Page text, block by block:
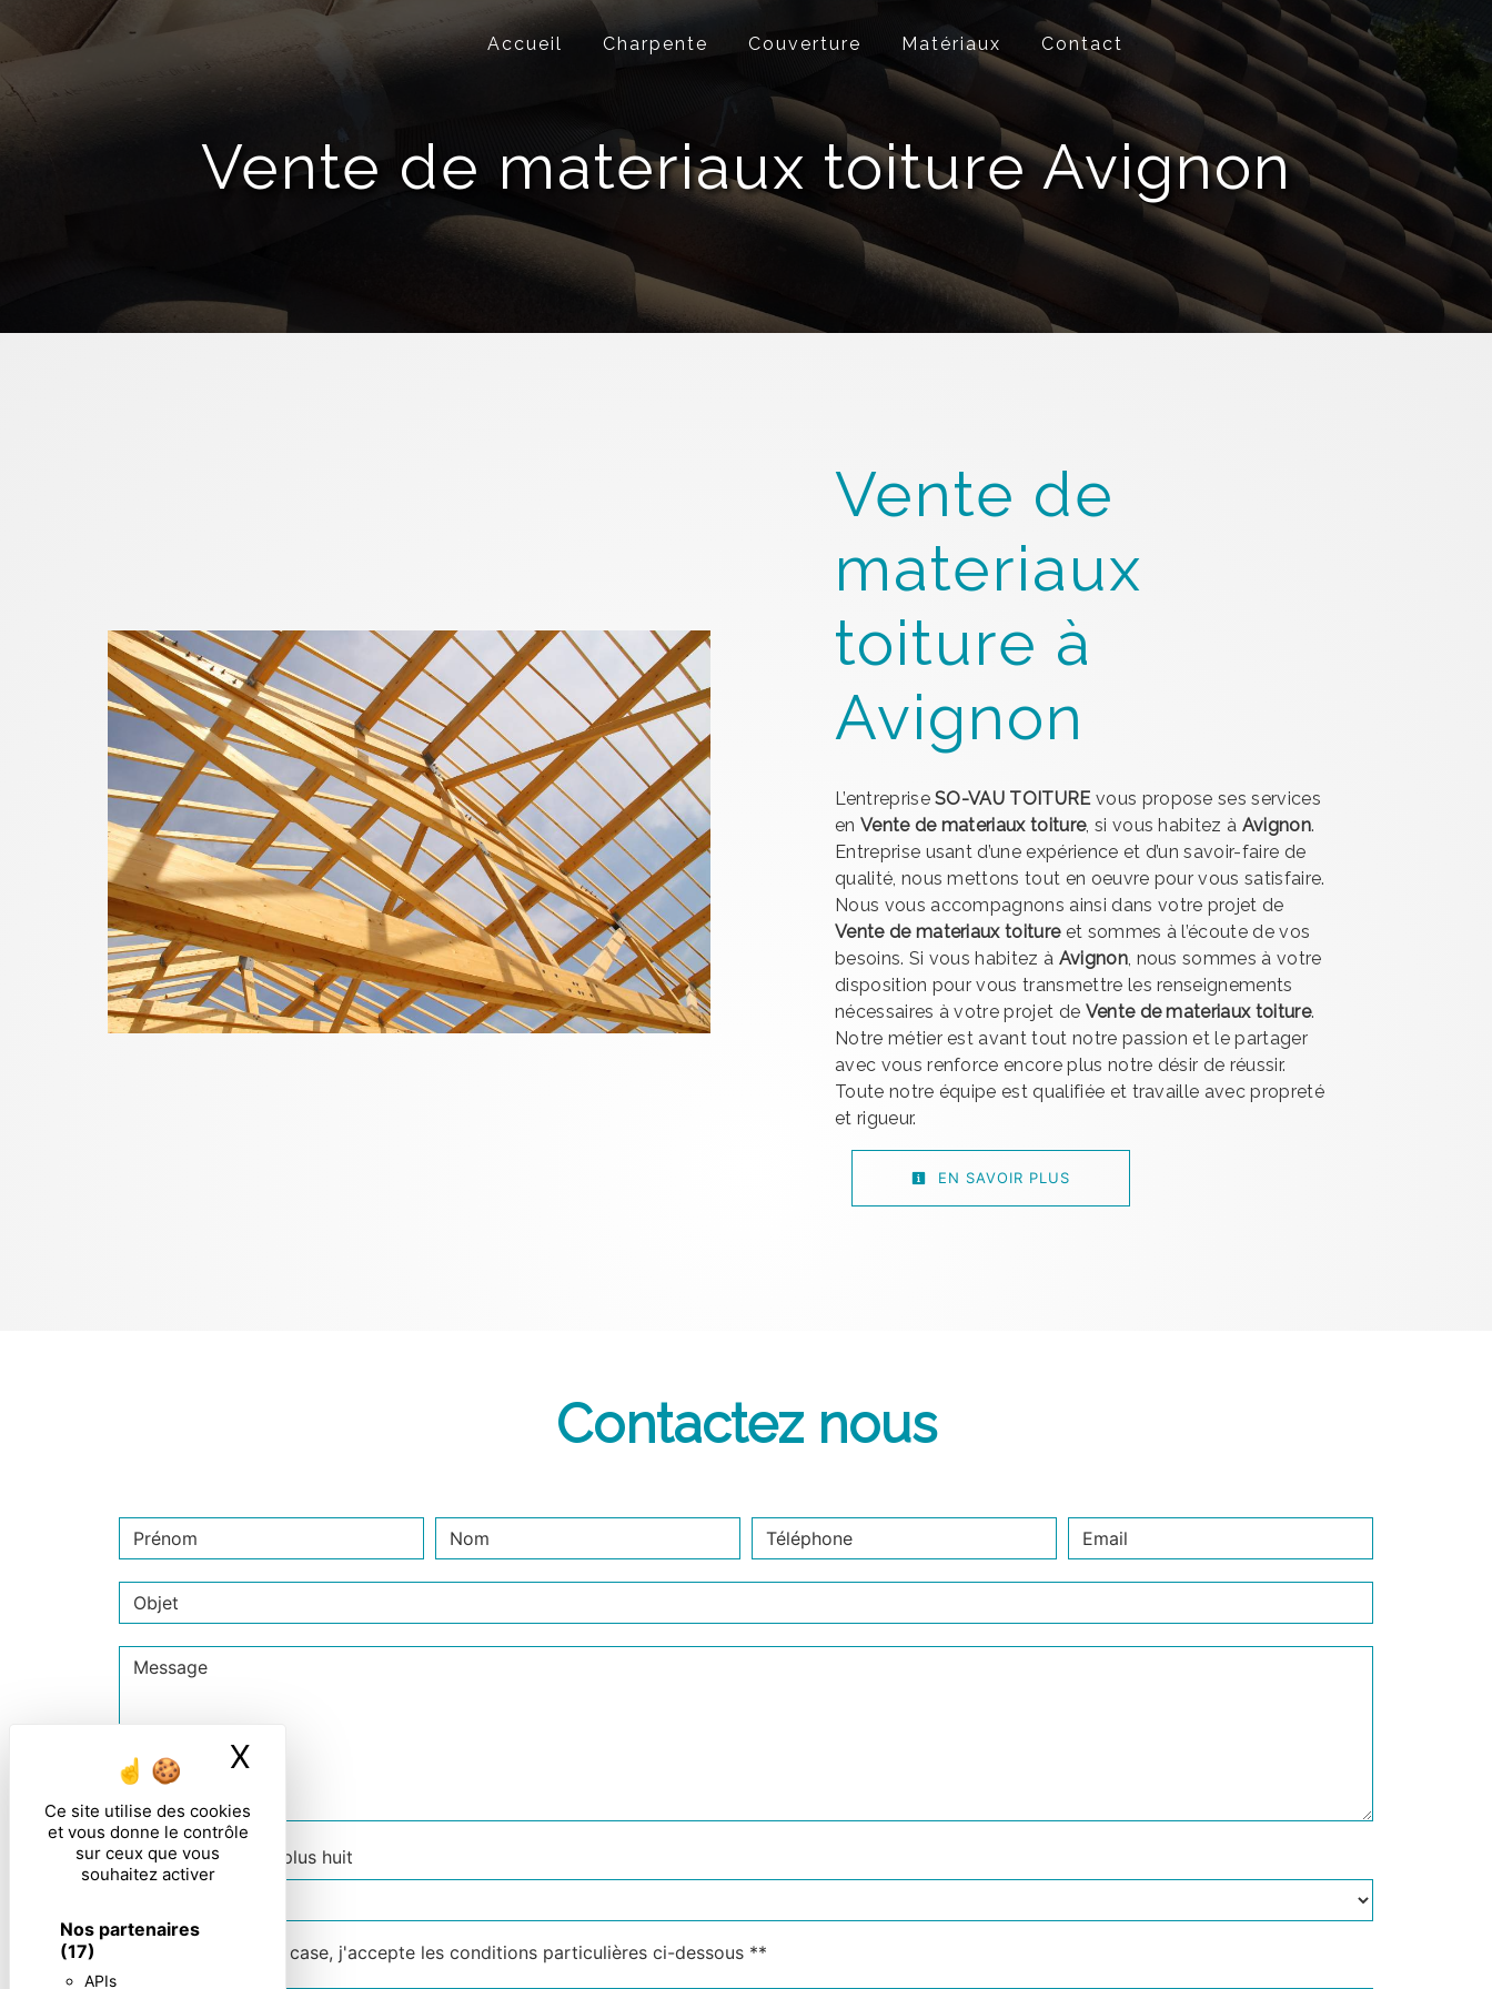
Panneau de gestion des cookies
Ce site utilise des cookies
et vous donne le contrôle
sur ceux que vous
souhaitez activer
Nos partenaires
(17)
APIs
X
Accueil Charpente Couverture Matériaux Contact
Vente de materiaux toiture Avignon
Vente de
materiaux
toiture à
Avignon
L’entrepriseSO-VAU TOITUREvous propose ses services
en Vente de materiaux toiture, si vous habitez à Avignon.
Entreprise usant d’une expérience et d’un savoir-faire de
qualité, nous mettons tout en oeuvre pour vous satisfaire.
Nous vous accompagnons ainsi dans votre projet de
Vente de materiaux toitureet sommes à l’écoute de vos
besoins. Si vous habitez à Avignon, nous sommes à votre
disposition pour vous transmettre les renseignements
nécessaires à votre projet de Vente de materiaux toiture.
Notre métier est avant tout notre passion et le partager
avec vous renforce encore plus notre désir de réussir.
Toute notre équipe est qualifiée et travaille avec propreté
et rigueur.
EN SAVOIR PLUS
Contactez nous
Combien font neuf plus huit
En cochant cette case, j'accepte les conditions particulières ci-dessous **